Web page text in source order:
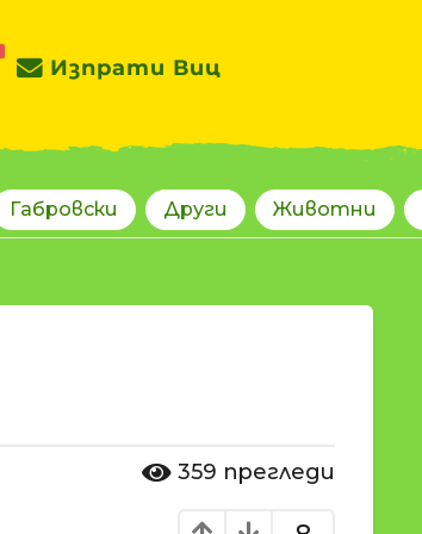
Изпрати Виц
Габровски Други Животни
359 прегледи